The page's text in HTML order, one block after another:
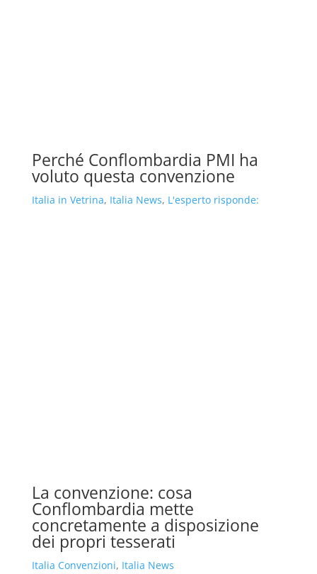
Perché Conflombardia PMI ha
voluto questa convenzione
Italia in Vetrina, Italia News, L'esperto risponde:
La convenzione: cosa
Conflombardia mette
concretamente a disposizione
dei propri tesserati
Italia Convenzioni, Italia News